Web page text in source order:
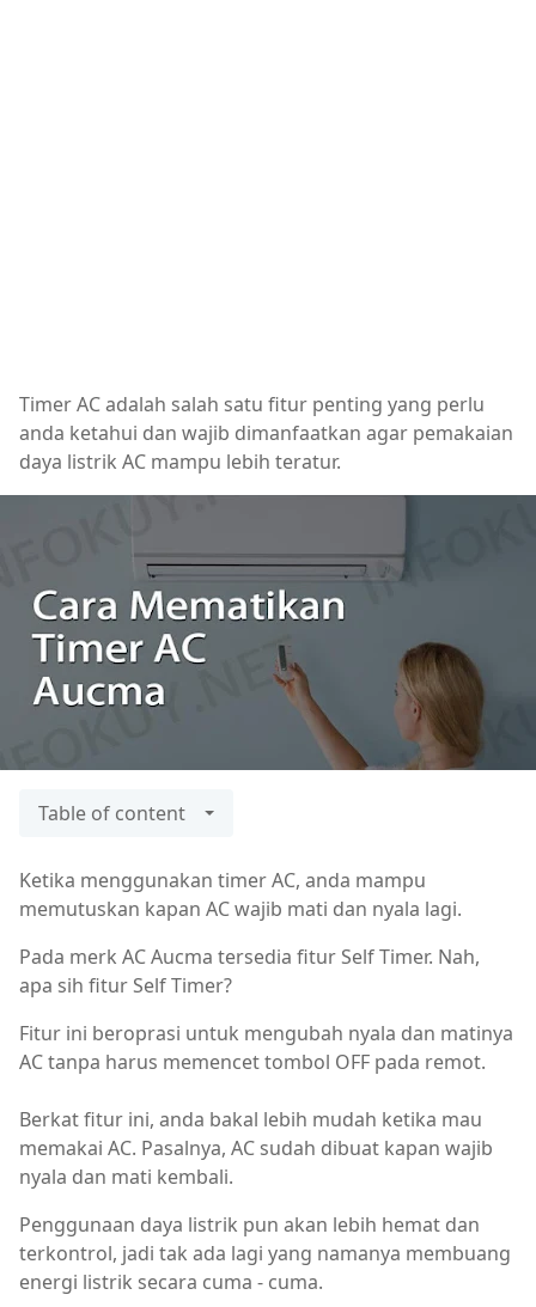
Timer AC adalah salah satu fitur penting yang perlu
anda ketahui dan wajib dimanfaatkan agar pemakaian
daya listrik AC mampu lebih teratur.
Table of content
Ketika menggunakan timer AC, anda mampu
memutuskan kapan AC wajib mati dan nyala lagi.
Pada merk AC Aucma tersedia fitur Self Timer. Nah,
apa sih fitur Self Timer?
Fitur ini beroprasi untuk mengubah nyala dan matinya
AC tanpa harus memencet tombol OFF pada remot.
Berkat fitur ini, anda bakal lebih mudah ketika mau
memakai AC. Pasalnya, AC sudah dibuat kapan wajib
nyala dan mati kembali.
Penggunaan daya listrik pun akan lebih hemat dan
terkontrol, jadi tak ada lagi yang namanya membuang
energi listrik secara cuma - cuma.